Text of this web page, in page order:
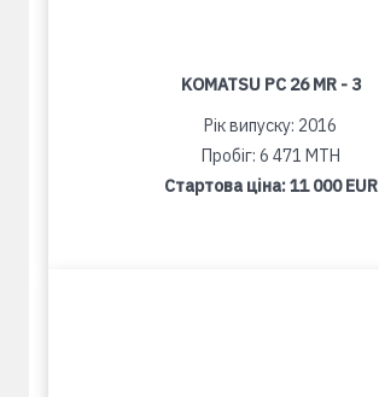
KOMATSU PC 26 MR - 3
Рік випуску: 2016
Пробіг: 6 471 MTH
Стартова ціна:11 000 EUR